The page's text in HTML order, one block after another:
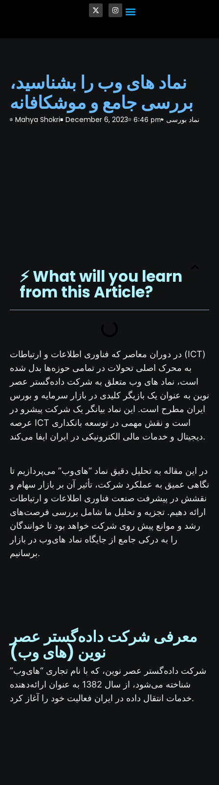
نماد های وب را بشناسید،
بررسی جامع و موشکافانه
Mahya Shokri December 6, 2023 6:46 pm نماد بورسی
⚡️ What will you learn
from this Article?
در دوران معاصر که فناوری اطلاعات و ارتباطات (ICT)
به محرک اصلی تحولات در تمامی حوزه‌ها بدل شده
است، نماد های وب متعلق به شرکت داده‌گستر عصر
نوین به عنوان یک بازیگر کلیدی در بازار سرمایه و بورس
ایران مطرح است. این نماد بیانگر یک شرکت پیشرو در
عرصه ICT است و نقش مهمی در توسعه بانکداری
دیجیتال و خدمات مالی الکترونیکی در ایران ایفا می‌کند.
در این مقاله به تحلیل دقیق نماد “های‌وب” می‌پردازیم تا
نگاهی عمیق به عملکرد شرکت، تأثیر آن بر بازار سهام و
نقشش در پیشرفت صنعت فناوری اطلاعات و ارتباطات
ارائه دهیم. تجزیه و تحلیل ما شامل بررسی فرصت‌های
رشد و موانع پیش روی شرکت خواهد بود تا خوانندگان
را به درکی جامع از جایگاه نماد های‌وب در بازار
برسانیم.
معرفی شرکت داده‌گستر عصر
نوین (های وب)
شرکت داده‌گستر عصر نوین، که با نام تجاری “های‌وب”
شناخته می‌شود، از سال 1382 به عنوان ارائه‌دهنده
خدمات انتقال داده در ایران فعالیت خود را آغاز کرد.